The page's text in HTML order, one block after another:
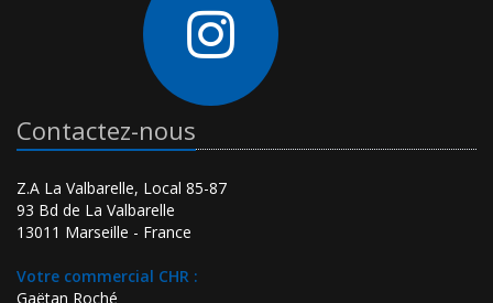
Contactez-nous
Z.A La Valbarelle, Local 85-87
93 Bd de La Valbarelle
13011 Marseille - France
Votre commercial CHR :
Gaëtan Roché